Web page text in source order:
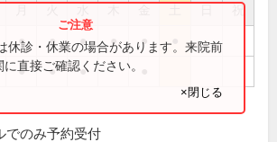
祝
● ● ● ● ●
● ● ●
休診・休業の場合があります。来院前
直接ご確認ください。
×閉じる
でのみ予約受付